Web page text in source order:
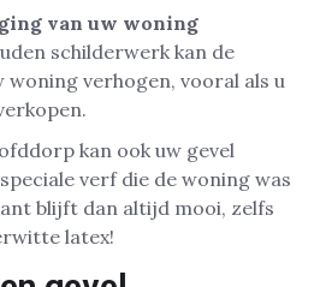
van uw woning
schilderwerk kan de
woning verhogen, vooral als u
kan ook uw gevel
verf die de woning was
blijft dan altijd mooi, zelfs
latex!